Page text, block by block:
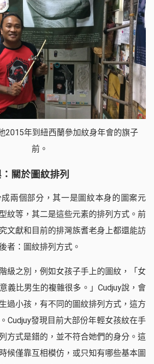
2015年到紐西蘭參加紋身年會的旗子
前。
關於圖紋排列
兩個部分，其一是圖紋本身的圖案元
紋等，其二是這些元素的排列方式。前
文獻和目前的排灣族耆老身上都還能訪
者：圖紋排列方式。
級之別，例如女孩子手上的圖紋，「女
義比男生的複雜很多。」Cudjuy說，會
過小孩，有不同的圖紋排列方式，這方
Cudjuy發現目前大部份年輕女孩紋在手
方式是錯的，並不符合她們的身分。這
候僅靠互相模仿，或只知有哪些基本圖